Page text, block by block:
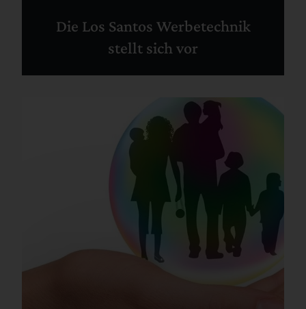
Die Los Santos Werbetechnik
stellt sich vor